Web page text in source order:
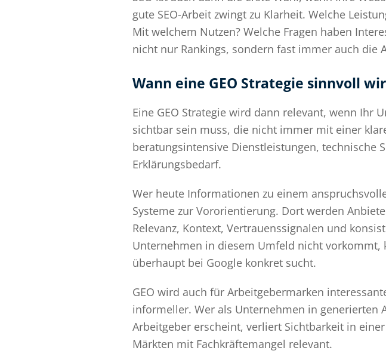
gute SEO-Arbeit zwingt zu Klarheit. Welche
Mit welchem Nutzen? Welche Fragen haben
nicht nur Rankings, sondern fast immer auch die
Wann eine GEO Strategie sinnvoll
Eine GEO Strategie wird dann relevant, wenn Ihr
sichtbar sein muss, die nicht immer mit einer
beratungsintensive Dienstleistungen, technische
Erklärungsbedarf.
Wer heute Informationen zu einem
Systeme zur Vororientierung. Dort werden
Relevanz, Kontext, Vertrauenssignalen und
Unternehmen in diesem Umfeld nicht vorkommt,
überhaupt bei Google konkret sucht.
GEO wird auch für Arbeitgebermarken
informeller. Wer als Unternehmen in generierten
Arbeitgeber erscheint, verliert Sichtbarkeit in
Märkten mit Fachkräftemangel relevant.